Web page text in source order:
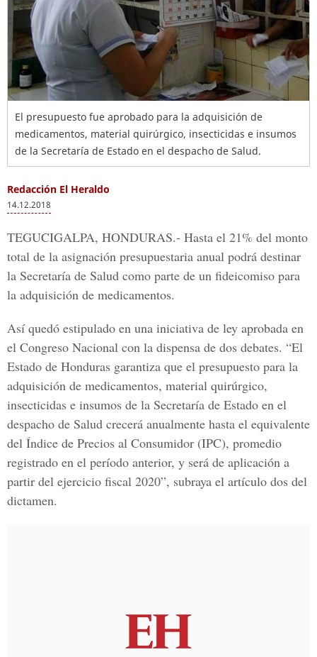
El presupuesto fue aprobado para la adquisición de
medicamentos, material quirúrgico, insecticidas e insumos
de la Secretaría de Estado en el despacho de Salud.
Redacción El Heraldo
14.12.2018
TEGUCIGALPA, HONDURAS.- Hasta el 21% del monto
total de la asignación presupuestaria anual podrá destinar
la Secretaría de Salud como parte de un fideicomiso para
la adquisición de medicamentos.
Así quedó estipulado en una iniciativa de ley aprobada en
el Congreso Nacional con la dispensa de dos debates. “El
Estado de Honduras garantiza que el presupuesto para la
adquisición de medicamentos, material quirúrgico,
insecticidas e insumos de la Secretaría de Estado en el
despacho de Salud crecerá anualmente hasta el equivalente
del Índice de Precios al Consumidor (IPC), promedio
registrado en el período anterior, y será de aplicación a
partir del ejercicio fiscal 2020”, subraya el artículo dos del
dictamen.